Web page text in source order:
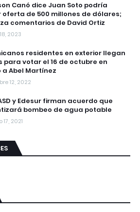
Canó dice Juan Soto podría
oferta de 500 millones de dólares;
comentarios de David Ortiz
2023
residentes en exterior llegan
para votar el 16 de octubre en
a Abel Martínez
12, 2022
y Edesur firman acuerdo que
bombeo de agua potable
17, 2021